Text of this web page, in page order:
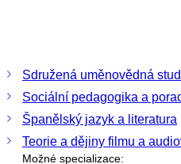
Sdružená uměnovědná
Sociální pedagogika a
Španělský jazyk a literatura
Teorie a dějiny filmu a
Možné specializace: